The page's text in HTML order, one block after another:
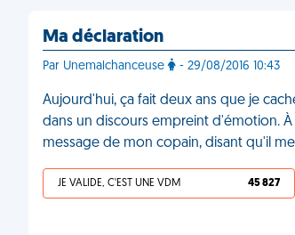
Ma déclaration
Par Unemalchanceuse - 29/08/2016 10:43
Aujourd'hui, ça fait deux ans que je
dans un discours empreint d'émotion.
message de mon copain, disant qu'il
JE VALIDE, C'EST UNE VDM 45 827